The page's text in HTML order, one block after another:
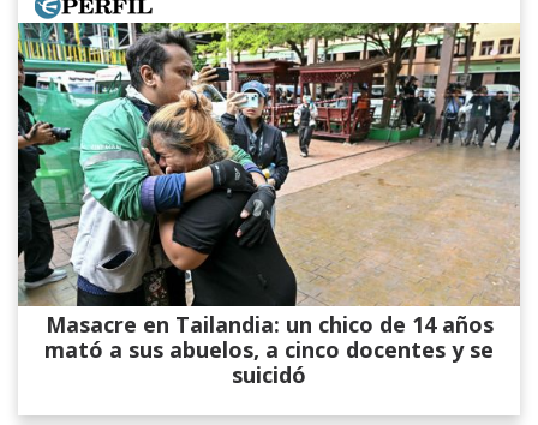
Masacre en Tailandia: un chico de 14 años
mató a sus abuelos, a cinco docentes y se
suicidó